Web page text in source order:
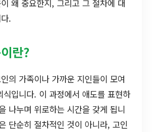
왜 중요한지, 그리고 그 절차에 대
.
란?
의 가족이나 가까운 지인들이 모여
식입니다. 이 과정에서 애도를 표현하
나누며 위로하는 시간을 갖게 됩니
단순히 절차적인 것이 아니라, 고인